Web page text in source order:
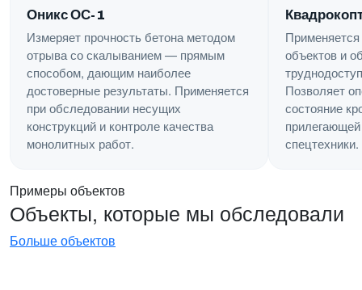
Оникс ОС-1
Измеряет прочность бетона методом
отрыва со скалыванием — прямым
способом, дающим наиболее
достоверные результаты. Применяется
при обследовании несущих
конструкций и контроле качества
монолитных работ.
объектов и
Позволяет
состояние
спецтехники.
Примеры объектов
Объекты, которые мы обследовали
Больше объектов